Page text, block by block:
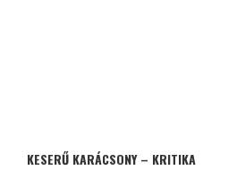
KESERŰ KARÁCSONY – KRITIKA